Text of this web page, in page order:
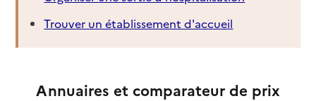
Trouver un établissement d'accueil
Annuaires et comparateur de prix